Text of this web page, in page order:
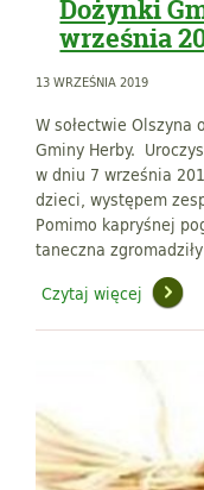
Dożynki
września
13 WRZEŚNIA 2019
W sołectwie Olszyna
Gminy Herby.
w dniu 7 września
dzieci, występem
Pomimo kapryśnej
taneczna
Czytaj więcej